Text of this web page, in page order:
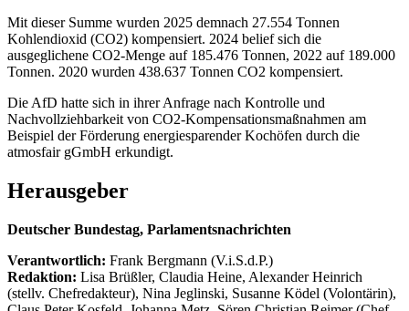
Mit dieser Summe wurden 2025 demnach 27.554 Tonnen
Kohlendioxid (CO2) kompensiert. 2024 belief sich die
ausgeglichene CO2-Menge auf 185.476 Tonnen, 2022 auf 189.000
Tonnen. 2020 wurden 438.637 Tonnen CO2 kompensiert.
Die AfD hatte sich in ihrer Anfrage nach Kontrolle und
Nachvollziehbarkeit von CO2-Kompensationsmaßnahmen am
Beispiel der Förderung energiesparender Kochöfen durch die
atmosfair gGmbH erkundigt.
Herausgeber
Deutscher Bundestag, Parlamentsnachrichten
Verantwortlich: Frank Bergmann (V.i.S.d.P.)
Redaktion: Lisa Brüßler, Claudia Heine, Alexander Heinrich
(stellv. Chefredakteur), Nina Jeglinski, Susanne Ködel (Volontärin),